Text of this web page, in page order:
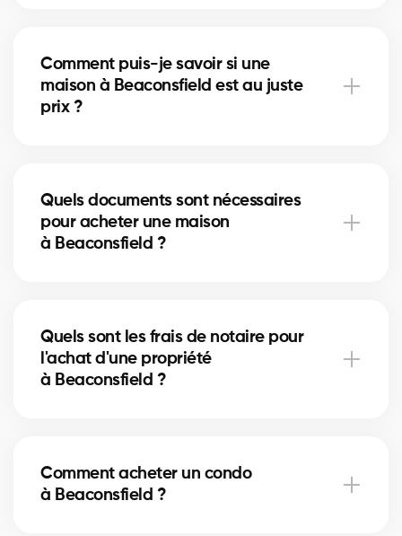
immeuble locatif. Nos courtiers vous aident à trouver
la propriété qui correspond à vos objectifs et à votre
budget.
Comment puis-je savoir si une
maison à Beaconsfield est au juste
prix ?
l’emplacement pour vous donner une estimation
précise et vous éviter de surpayer.
Quels documents sont nécessaires
pour acheter une maison
à Beaconsfield ?
d'une pièce d'identité et d'une lettre de
préapprobation. Nos experts vous accompagnent
dans chaque étape.
Quels sont les frais de notaire pour
l'achat d'une propriété
à Beaconsfield ?
vérification des titres et l’inscription hypothécaire.
Nos courtiers peuvent vous aider à estimer ces
Comment acheter un condo
à Beaconsfield ?